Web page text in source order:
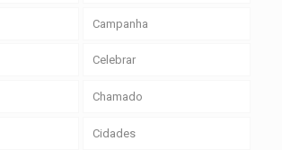
Campanha
Celebrar
Chamado
Cidades